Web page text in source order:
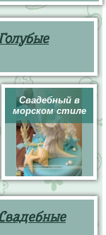
Свадебный в
морском стиле